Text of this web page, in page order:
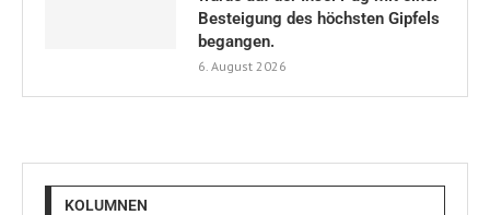
Besteigung des höchsten Gipfels
begangen.
6. August 2026
KOLUMNEN